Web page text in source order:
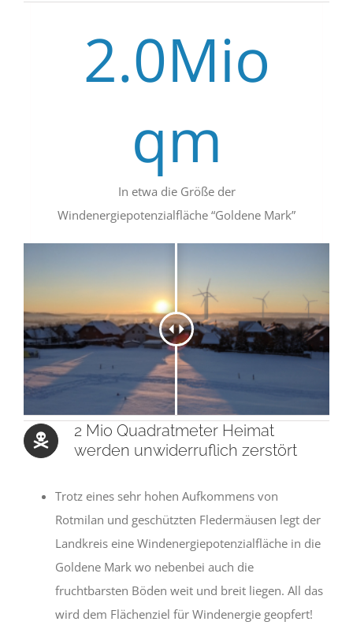
2.0Mio
qm
In etwa die Größe der
Windenergiepotenzialfläche “Goldene Mark”
2 Mio Quadratmeter Heimat
werden unwiderruflich zerstört
Trotz eines sehr hohen Aufkommens von
Rotmilan und geschützten Fledermäusen legt der
Landkreis eine Windenergiepotenzialfläche in die
Goldene Mark wo nebenbei auch die
fruchtbarsten Böden weit und breit liegen. All das
wird dem Flächenziel für Windenergie geopfert!